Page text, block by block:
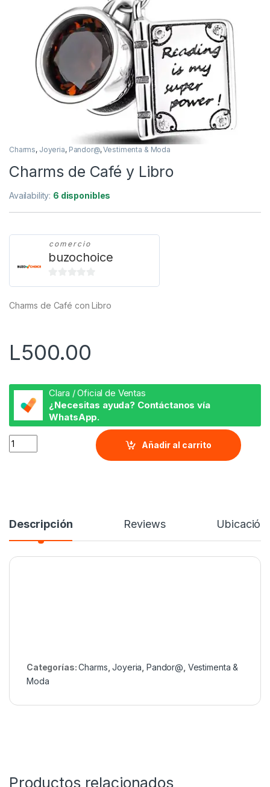
Charms, Joyeria, Pandor@,Vestimenta & Moda
Charms de Café y Libro
Availability: 6 disponibles
comercio
buzochoice
e
Charms de Café con Libro
L500.00
Clara / Oficial de Ventas
¿Necesitas ayuda? Contáctanos vía
WhatsApp.
Charms de Café y Libro quantity
Añadir al carrito
Descripción Reviews Ubicación
Categorías:Charms ,Joyeria Pandor@ Vestimenta &
Moda
Productos relacionados